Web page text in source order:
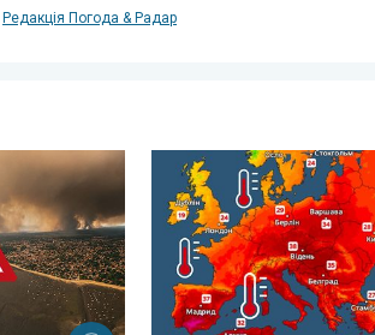
Редакція Погода & Радар
Південно-Західній Європі. Знову до +40
Температура морської